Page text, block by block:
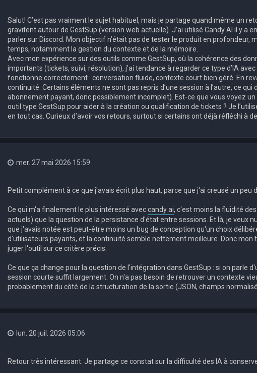
Salut! C’est pas vraiment le sujet habituel, mais je partage quand même un
gravitent autour de GestSup (version web actuelle). J’ai utilisé Candy AI il y a
parler sur Discord. Mon objectif n’était pas de tester le produit en profondeur,
temps, notamment la gestion du contexte et de la mémoire.
Avec mon expérience sur des outils comme GestSup, où la cohérence des
importants (tickets, suivi, résolution), j’ai tendance à regarder ce type d’IA
fonctionne correctement : conversation fluide, contexte court bien géré. En
continuité. Certains éléments ne sont pas repris d’une session à l’autre, ce
abonnement payant, donc possiblement incomplet). Est-ce que vous voyez
outil type GestSup pour aider à la création ou qualification de tickets ? Je
en tout cas. Curieux d’avoir vos retours, surtout si certains ont déjà réfléchi à
mer. 27 mai 2026 15:59
Petit complément à ce que j'avais écrit plus haut, parce que j'ai creusé un peu
Ce qui m'a finalement le plus intéressé aveccandy ai, c'est moins la fluidité
actuels) que la question de la persistance d'état entre sessions. Et là, je veux
que j'avais notée est peut-être moins un bug de conception qu'un choix
d'utilisateurs payants, et la continuité semble nettement meilleure. Donc
juger l'outil sur ce critère précis.
Ce que ça change pour la question de l'intégration dans GestSup : si on parle
session courte suffit largement. On n'a pas besoin de retrouver un contexte
probablement du côté de la structuration de la sortie (JSON, champs
lun. 20 juil. 2026 05:06
Retour très intéressant. Je partage ce constat sur la difficulté des IA à